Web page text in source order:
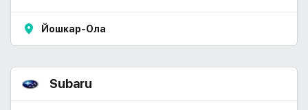
Йошкар-Ола
Subaru